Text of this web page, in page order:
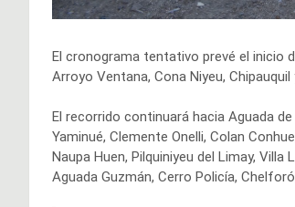
El cronograma tentativo prevé el inicio
Arroyo Ventana, Cona Niyeu, Chipauquil
El recorrido continuará hacia Aguada de
Yaminué, Clemente Onelli, Colan
Naupa Huen, Pilquiniyeu del Limay,
Aguada Guzmán, Cerro Policía,